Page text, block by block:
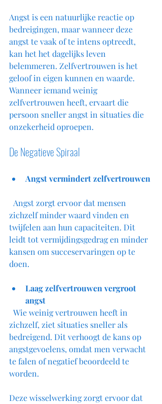
Angst is een natuurlijke reactie op
bedreigingen, maar wanneer deze
angst te vaak of te intens optreedt,
kan het het dagelijks leven
belemmeren. Zelfvertrouwen is het
geloof in eigen kunnen en waarde.
Wanneer iemand weinig
zelfvertrouwen heeft, ervaart die
persoon sneller angst in situaties die
onzekerheid oproepen.
De Negatieve Spiraal
Angst vermindert zelfvertrouwen
zichzelf minder waard vinden en
twijfelen aan hun capaciteiten. Dit
leidt tot vermijdingsgedrag en minder
kansen om succeservaringen op te
doen.
Laag zelfvertrouwen vergroot
angst
zichzelf, ziet situaties sneller als
bedreigend. Dit verhoogt de kans op
angstgevoelens, omdat men verwacht
te falen of negatief beoordeeld te
worden.
Deze wisselwerking zorgt ervoor dat